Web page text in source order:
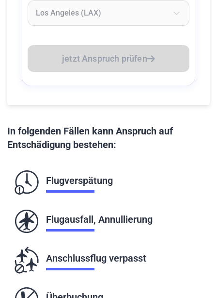
jetzt Anspruch prüfen
In folgenden Fällen kann Anspruch auf
Entschädigung bestehen:
Flugverspätung
Flugausfall, Annullierung
Anschlussflug verpasst